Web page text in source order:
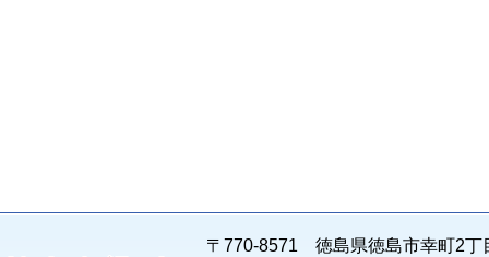
〒770-8571 徳島県徳島市幸町2丁